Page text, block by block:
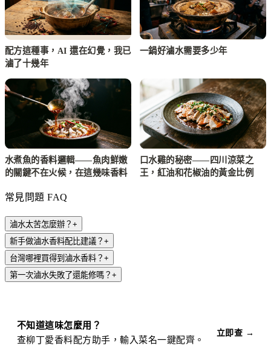
配方這種事，AI 還在幻覺，我已
滷了十幾年
一鍋好滷水需要多少年
水煮魚的香料邏輯——魚肉鮮嫩
的關鍵不在火候，在這幾味香料
口水雞的秘密——四川涼菜之
王，紅油和花椒油的黃金比例
常見問題 FAQ
滷水太苦怎麼辦？ +
新手做滷水香料配比建議？ +
台灣哪裡買得到滷水香料？ +
第一次滷水失敗了還能修嗎？ +
不知道這味怎麼用？
查柳丁愛香料配方助手，輸入菜名一鍵配齊。
立即查 →